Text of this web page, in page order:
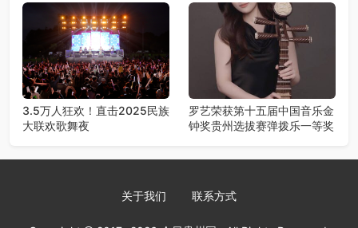
青春DNA！
3.5万人狂欢！直击2025民族
大联欢歌舞夜
罗艺荣获第十五届中国音乐金
钟奖贵州选拔赛弹拨乐一等奖​
关于我们 联系方式